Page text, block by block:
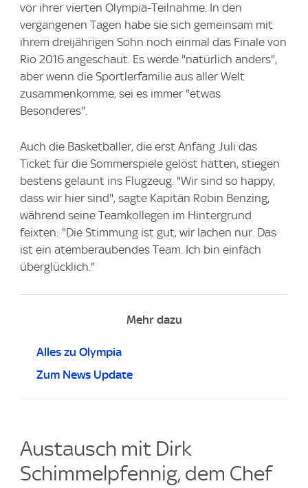
vor ihrer vierten Olympia-Teilnahme. In den
vergangenen Tagen habe sie sich gemeinsam mit
ihrem dreijährigen Sohn noch einmal das Finale von
Rio 2016 angeschaut. Es werde "natürlich anders",
aber wenn die Sportlerfamilie aus aller Welt
zusammenkomme, sei es immer "etwas
Besonderes".
Auch die Basketballer, die erst Anfang Juli das
Ticket für die Sommerspiele gelöst hatten, stiegen
bestens gelaunt ins Flugzeug. "Wir sind so happy,
dass wir hier sind", sagte Kapitän Robin Benzing,
während seine Teamkollegen im Hintergrund
feixten: "Die Stimmung ist gut, wir lachen nur. Das
ist ein atemberaubendes Team. Ich bin einfach
überglücklich."
Mehr dazu
Alles zu Olympia
Zum News Update
Austausch mit Dirk
Schimmelpfennig, dem Chef